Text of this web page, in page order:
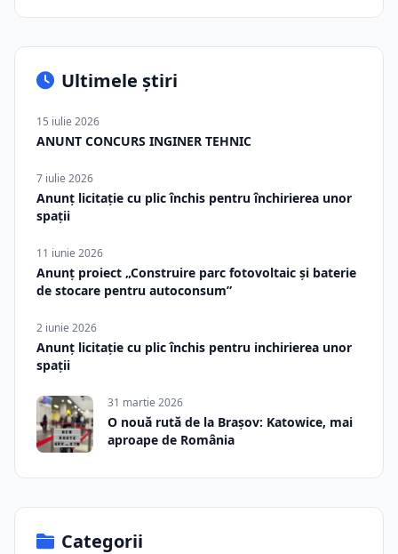
Ultimele știri
15 iulie 2026
ANUNT CONCURS INGINER TEHNIC
7 iulie 2026
Anunț licitație cu plic închis pentru închirierea unor
spații
11 iunie 2026
Anunț proiect „Construire parc fotovoltaic și baterie
de stocare pentru autoconsum”
2 iunie 2026
Anunț licitație cu plic închis pentru inchirierea unor
spații
31 martie 2026
O nouă rută de la Brașov: Katowice, mai
aproape de România
Categorii